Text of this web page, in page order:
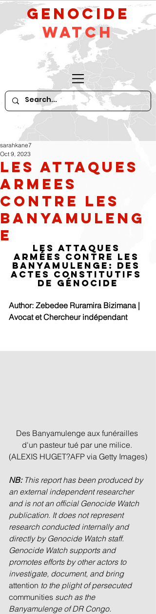
GeNocide
Watch
Les Attaques
Armees
Contre les
Banyamuleng
e
sarahkane7
Oct 9, 2023
Les Attaques
Armées Contre les
Banyamulenge: Des
Actes Constitutifs
de Génocide
Author: Zebedee Ruramira Bizimana |
Avocat et Chercheur indépendant
Des Banyamulenge aux funérailles
d'un pasteur tué par une milice.
(ALEXIS HUGET?AFP via Getty Images)
NB: This report has been produced by
an external independent researcher
and is not an official Genocide Watch
publication. It does not represent
research conducted internally and
directly by Genocide Watch staff.
Genocide Watch supports and
promotes efforts by other actors to
investigate, document, and bring
attention to the plight of persecuted
communities such as the
Banyamulenge of DR Congo.